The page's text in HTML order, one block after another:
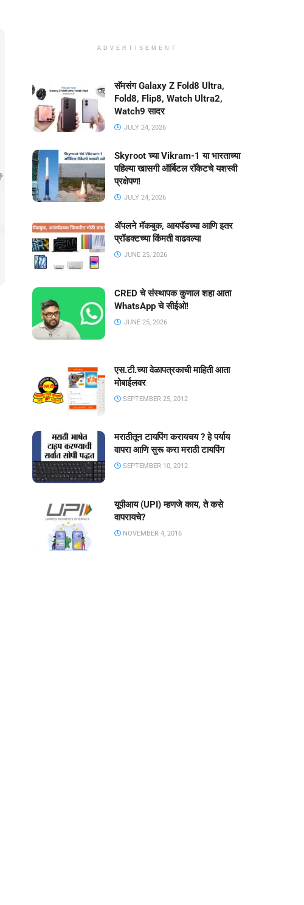
ADVERTISEMENT
सॅमसंग Galaxy Z Fold8 Ultra,
Fold8, Flip8, Watch Ultra2,
Watch9 सादर
JULY 24, 2026
Skyroot च्या Vikram-1 या भारताच्या
पहिल्या खासगी ऑर्बिटल रॉकेटचे यशस्वी
प्रक्षेपण!
JULY 24, 2026
ॲपलने मॅकबुक, आयपॅडच्या आणि इतर
प्रॉडक्टच्या किंमती वाढवल्या
JUNE 25, 2026
CRED चे संस्थापक कुणाल शहा आता
WhatsApp चे सीईओ!
JUNE 25, 2026
एस.टी.च्या वेळापत्रकाची माहिती आता
मोबाईलवर
SEPTEMBER 25, 2012
मराठीतून टायपिंग करायचय ? हे पर्याय
वापरा आणि सुरू करा मराठी टायपिंग
SEPTEMBER 10, 2012
यूपीआय (UPI) म्हणजे काय, ते कसे
वापरायचे?
NOVEMBER 4, 2016